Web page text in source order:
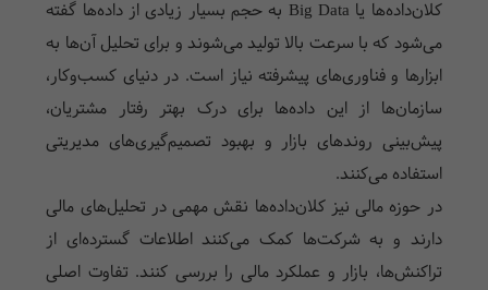
کلان‌داده‌ها یا Big Data به حجم بسیار زیادی از داده‌ها گفته
می‌شود که با سرعت بالا تولید می‌شوند و برای تحلیل آن‌ها به
ابزارها و فناوری‌های پیشرفته نیاز است. در دنیای کسب‌وکار،
سازمان‌ها از این داده‌ها برای درک بهتر رفتار مشتریان،
پیش‌بینی روندهای بازار و بهبود تصمیم‌گیری‌های مدیریتی
استفاده می‌کنند.
در حوزه مالی نیز کلان‌داده‌ها نقش مهمی در تحلیل‌های مالی
دارند و به شرکت‌ها کمک می‌کنند اطلاعات گسترده‌ای از
تراکنش‌ها، بازار و عملکرد مالی را بررسی کنند. تفاوت اصلی